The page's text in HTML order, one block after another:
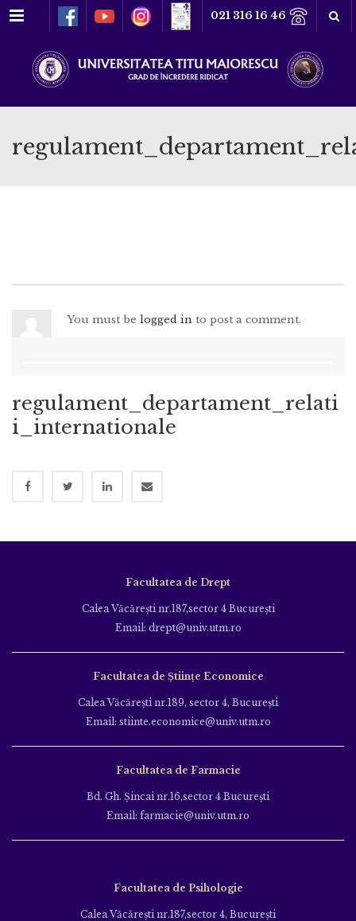
Meniu 021 316 16 46
You must be logged in to post a comment.
regulament_departament_relati
i_internationale
Facultatea de Drept
Calea Văcăreşti nr.187,sector 4 Bucureşti
Email: drept@univ.utm.ro
Facultatea de Științe Economice
Calea Văcăreşti nr.189, sector 4, Bucureşti
Email: stiinte.economice@univ.utm.ro
Facultatea de Farmacie
Bd. Gh. Şincai nr.16,sector 4 Bucureşti
Email: farmacie@univ.utm.ro
Facultatea de Psihologie
Calea Văcăreşti nr.187,sector 4, Bucureşti